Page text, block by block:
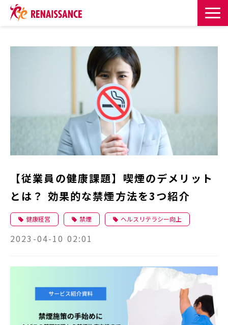
課題・目的からサービスを探す
お役立ち記事一覧
お役立ち資料
イベント・セミナー
【従業員の健康課題】喫煙のデメリット
とは？ 効果的な禁煙方法を3つ紹介
健康経営 禁煙 ヘルスリテラシー向上
2023-04-10 02:01